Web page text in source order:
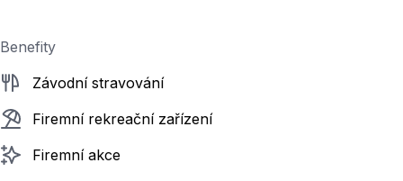
Benefity
Závodní stravování
Firemní rekreační zařízení
Firemní akce